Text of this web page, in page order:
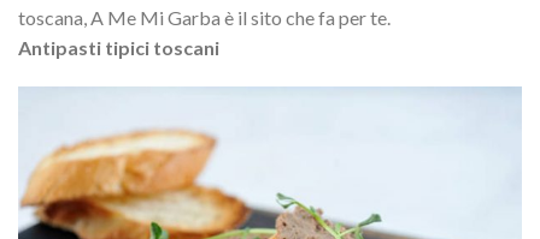
toscana, A Me Mi Garba è il sito che fa per te.
Antipasti tipici toscani